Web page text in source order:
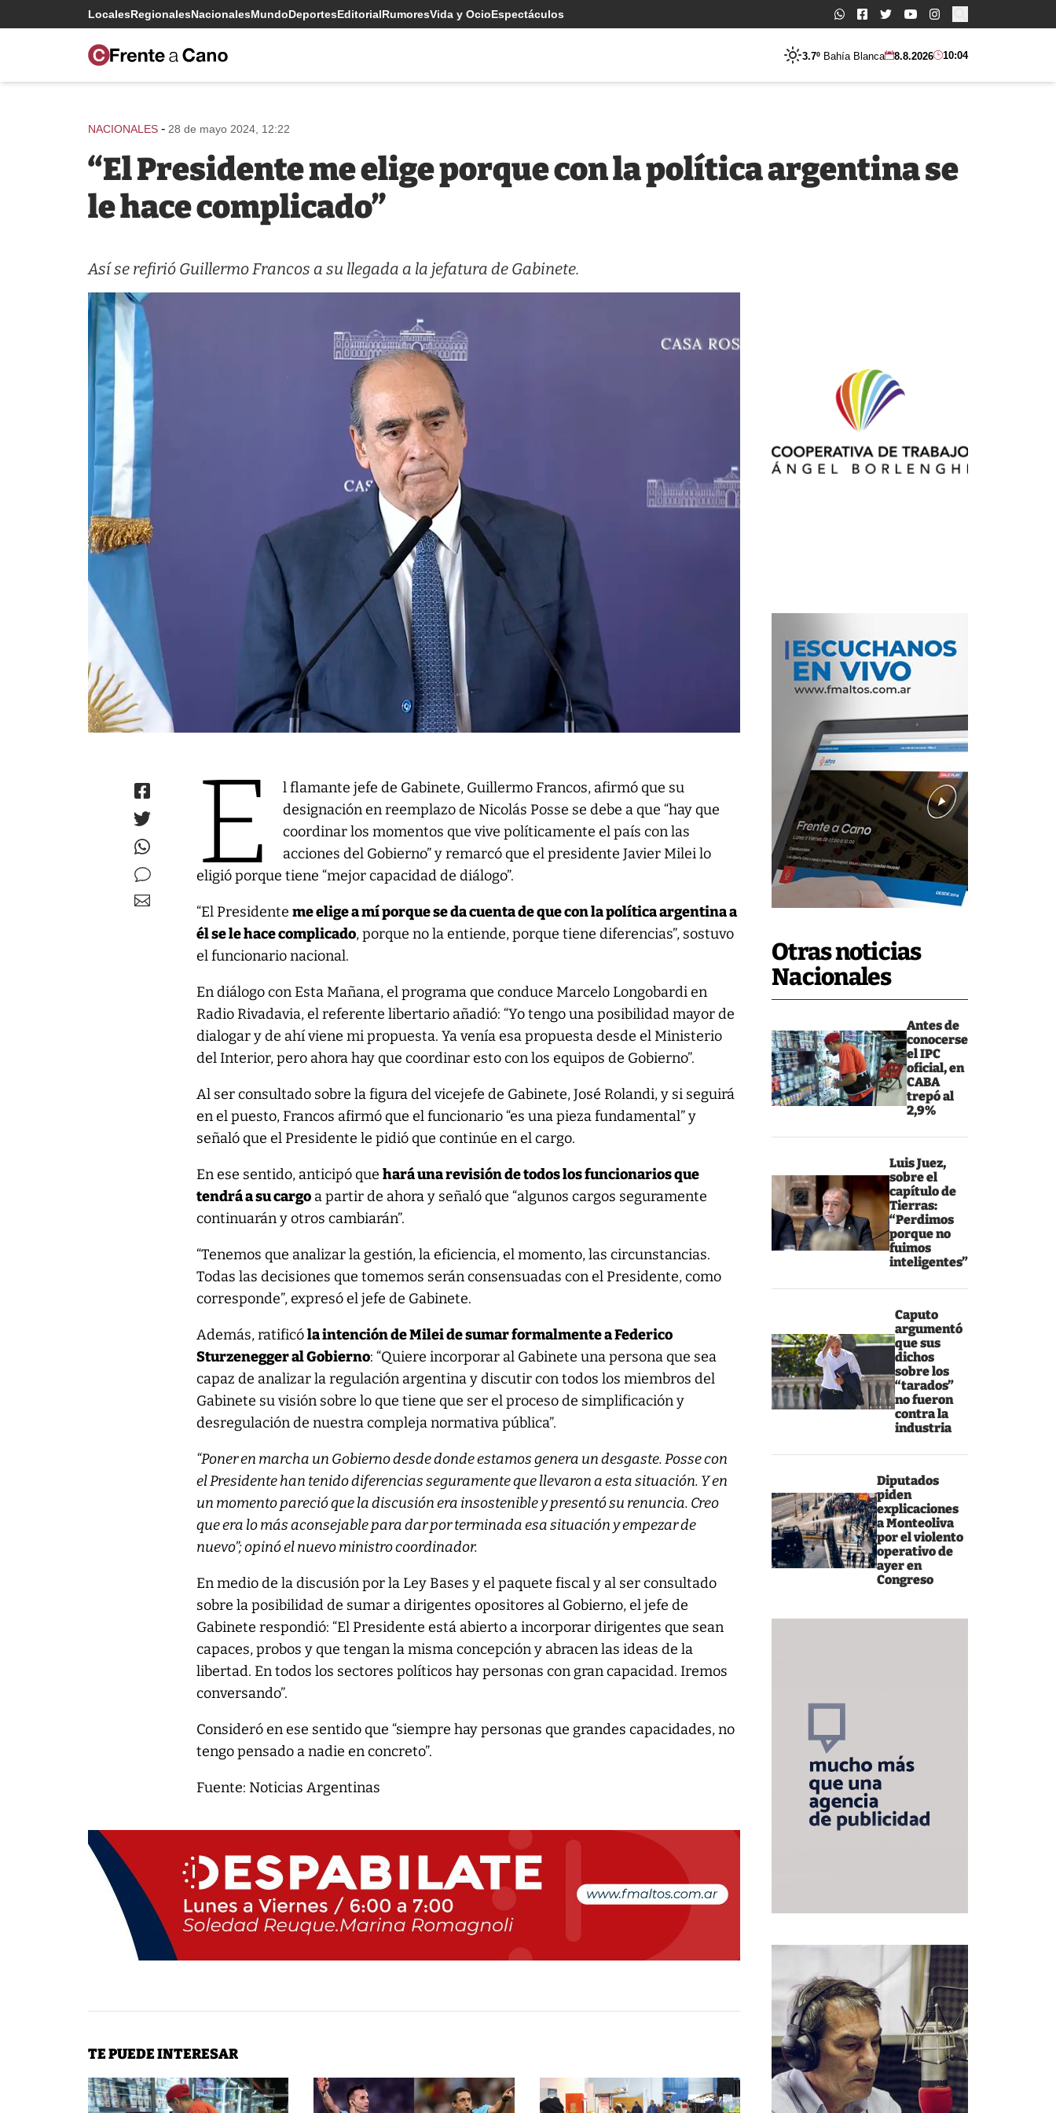
LocalesRegionalesNacionalesMundoDeportesEditorialRumoresVida y OcioEspectáculos Buscar:
3.7º Bahía Blanca 8.8.2026 10:04
Otras noticias
Nacionales
Antes de
conocerse
el IPC
oficial, en
CABA
trepó al
2,9%
Luis Juez,
sobre el
capítulo de
Tierras:
“Perdimos
porque no
fuimos
inteligentes”
Caputo
argumentó
que sus
dichos
sobre los
“tarados”
no fueron
contra la
industria
Diputados
piden
explicaciones
a Monteoliva
por el violento
operativo de
ayer en
Congreso
NACIONALES - 28 de mayo 2024, 12:22
“El Presidente me elige porque con la política argentina se
le hace complicado”
Así se refirió Guillermo Francos a su llegada a la jefatura de Gabinete.
E
l flamante jefe de Gabinete, Guillermo Francos, afirmó que su
designación en reemplazo de Nicolás Posse se debe a que “hay que
coordinar los momentos que vive políticamente el país con las
acciones del Gobierno” y remarcó que el presidente Javier Milei lo
eligió porque tiene “mejor capacidad de diálogo”.
“El Presidenteme elige a mí porque se da cuenta de que con la política argentina a
él se le hace complicado, porque no la entiende, porque tiene diferencias”, sostuvo
el funcionario nacional.
En diálogo con Esta Mañana, el programa que conduce Marcelo Longobardi en
Radio Rivadavia, el referente libertario añadió: “Yo tengo una posibilidad mayor de
dialogar y de ahí viene mi propuesta. Ya venía esa propuesta desde el Ministerio
del Interior, pero ahora hay que coordinar esto con los equipos de Gobierno”.
Al ser consultado sobre la figura del vicejefe de Gabinete, José Rolandi, y si seguirá
en el puesto, Francos afirmó que el funcionario “es una pieza fundamental” y
señaló que el Presidente le pidió que continúe en el cargo.
En ese sentido, anticipó quehará una revisión de todos los funcionarios que
tendrá a su cargo a partir de ahora y señaló que “algunos cargos seguramente
continuarán y otros cambiarán”.
“Tenemos que analizar la gestión, la eficiencia, el momento, las circunstancias.
Todas las decisiones que tomemos serán consensuadas con el Presidente, como
corresponde”, expresó el jefe de Gabinete.
Además, ratificóla intención de Milei de sumar formalmente a Federico
Sturzenegger al Gobierno: “Quiere incorporar al Gabinete una persona que sea
capaz de analizar la regulación argentina y discutir con todos los miembros del
Gabinete su visión sobre lo que tiene que ser el proceso de simplificación y
desregulación de nuestra compleja normativa pública”.
“Poner en marcha un Gobierno desde donde estamos genera un desgaste. Posse con
el Presidente han tenido diferencias seguramente que llevaron a esta situación. Y en
un momento pareció que la discusión era insostenible y presentó su renuncia. Creo
que era lo más aconsejable para dar por terminada esa situación y empezar de
nuevo”; opinó el nuevo ministro coordinador.
En medio de la discusión por la Ley Bases y el paquete fiscal y al ser consultado
sobre la posibilidad de sumar a dirigentes opositores al Gobierno, el jefe de
Gabinete respondió: “El Presidente está abierto a incorporar dirigentes que sean
capaces, probos y que tengan la misma concepción y abracen las ideas de la
libertad. En todos los sectores políticos hay personas con gran capacidad. Iremos
conversando”.
Consideró en ese sentido que “siempre hay personas que grandes capacidades, no
tengo pensado a nadie en concreto”.
Fuente: Noticias Argentinas
TE PUEDE INTERESAR